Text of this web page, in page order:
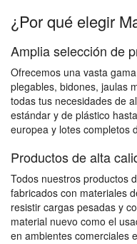
¿Por qué elegir
Amplia selección de
Ofrecemos una vasta
plegables, bidones, jaulas
todas tus necesidades de
estándar y de plástico
europea y lotes completos
Productos de alta
Todos nuestros productos
fabricados con materiales
resistir cargas pesadas y
material nuevo como el
en ambientes comerciales